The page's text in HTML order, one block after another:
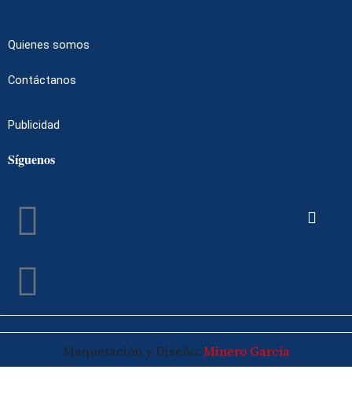
Quienes somos
Contáctanos
Publicidad
Síguenos
Facebook
Instagram
Maquetación y Diseño: Minero García